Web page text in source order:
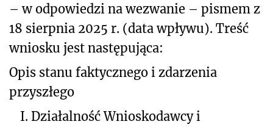
– w odpowiedzi na wezwanie – pismem z
18 sierpnia 2025 r. (data wpływu). Treść
wniosku jest następująca:
Opis stanu faktycznego i zdarzenia
przyszłego
I. Działalność Wnioskodawcy i